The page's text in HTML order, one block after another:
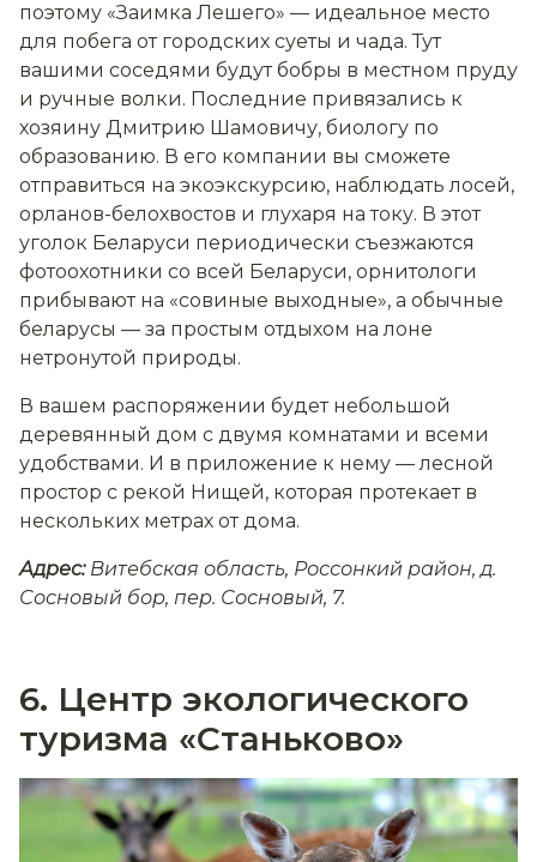
поэтому «Заимка Лешего» — идеальное место
для побега от городских суеты и чада. Тут
вашими соседями будут бобры в местном пруду
и ручные волки. Последние привязались к
хозяину Дмитрию Шамовичу, биологу по
образованию. В его компании вы сможете
отправиться на экоэкскурсию, наблюдать лосей,
орланов-белохвостов и глухаря на току. В этот
уголок Беларуси периодически съезжаются
фотоохотники со всей Беларуси, орнитологи
прибывают на «совиные выходные», а обычные
беларусы — за простым отдыхом на лоне
нетронутой природы.
В вашем распоряжении будет небольшой
деревянный дом с двумя комнатами и всеми
удобствами. И в приложение к нему — лесной
простор с рекой Нищей, которая протекает в
нескольких метрах от дома.
Адрес:Витебская область, Россонкий район, д.
Сосновый бор, пер. Сосновый, 7.
6. Центр экологического
туризма «Станьково»